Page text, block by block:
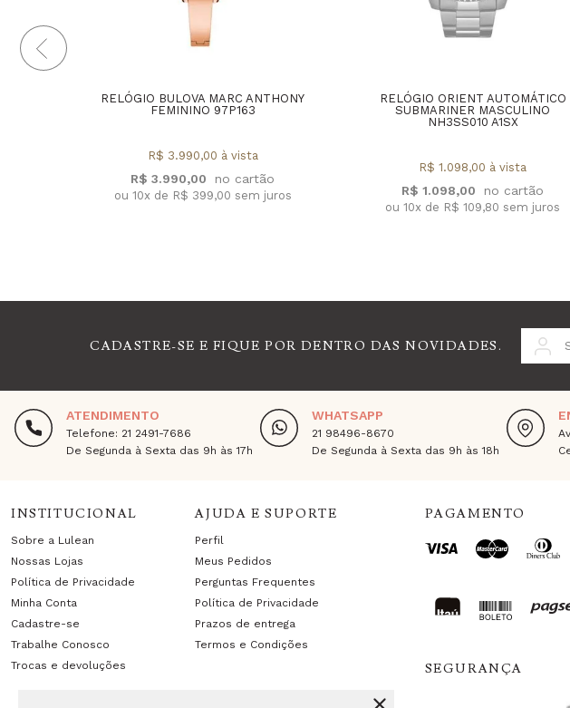
RELÓGIO BULOVA MARC ANTHONY
FEMININO 97P163
R$ 3.990,00
R$ 3.990,00 à vista
ou 10x de R$ 399,00 sem juros
RELÓGIO ORIENT AUTOMÁTICO
SUBMARINER MASCULINO
NH3SS010 A1SX
R$ 1.098,00
R$ 1.098,00 à vista
ou 10x de R$ 109,80 sem juros
CADASTRE-SE E FIQUE POR DENTRO DAS NOVIDADES.
ATENDIMENTO
Telefone: 21 2491-7686
De Segunda à Sexta das 9h às 17h
WHATSAPP
21 98496-8670
De Segunda à Sexta das 9h às 18h
INSTITUCIONAL
Sobre a Lulean
Nossas Lojas
Política de Privacidade
Minha Conta
Cadastre-se
Trabalhe Conosco
Trocas e devoluções
AJUDA E SUPORTE
Perfil
Meus Pedidos
Perguntas Frequentes
Política de Privacidade
Prazos de entrega
Termos e Condições
PAGAMENTO
SEGURANÇA